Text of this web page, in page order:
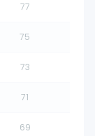
77
75
73
71
69